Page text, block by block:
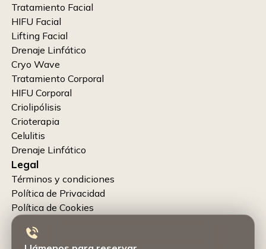
Tratamiento Facial
HIFU Facial
Lifting Facial
Drenaje Linfático
Cryo Wave
Tratamiento Corporal
HIFU Corporal
Criolipólisis
Crioterapia
Celulitis
Drenaje Linfático
Legal
Términos y condiciones
Política de Privacidad
Política de Cookies